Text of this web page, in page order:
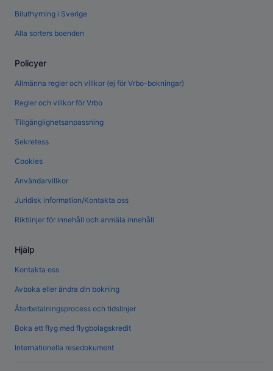
Biluthyrning i Sverige
Alla sorters boenden
Policyer
Allmänna regler och villkor (ej för Vrbo-bokningar)
Regler och villkor för Vrbo
Tillgänglighetsanpassning
Sekretess
Cookies
Användarvillkor
Juridisk information/Kontakta oss
Riktlinjer för innehåll och anmäla innehåll
Hjälp
Kontakta oss
Avboka eller ändra din bokning
Återbetalningsprocess och tidslinjer
Boka ett flyg med flygbolagskredit
Internationella resedokument